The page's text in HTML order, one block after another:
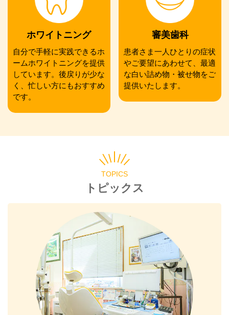
ホワイトニング
自分で手軽に実践できるホ
ームホワイトニングを提供
しています。後戻りが少な
く、忙しい方にもおすすめ
です。
審美歯科
患者さま一人ひとりの症状
やご要望にあわせて、最適
な白い詰め物・被せ物をご
提供いたします。
TOPICS
トピックス